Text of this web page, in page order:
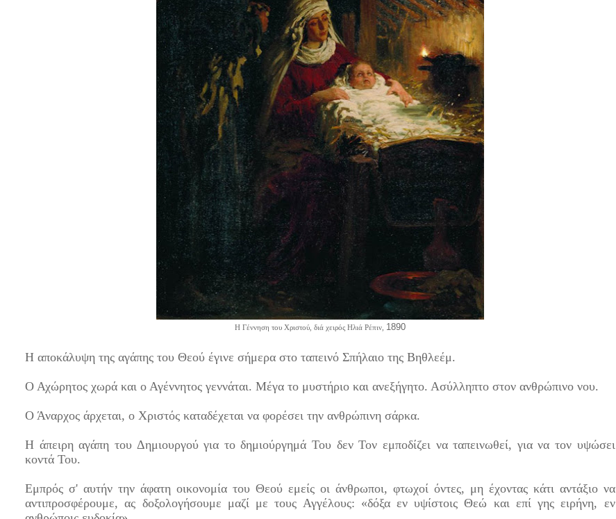
Η Γέννηση του Χριστού, διά χειρός Ηλιά Ρέπιν, 1890
Η αποκάλυψη της αγάπης του Θεού έγινε σήμερα στο ταπεινό Σπήλαιο της Βηθλεέμ.
Ο Αχώρητος χωρά και ο Αγέννητος γεννάται. Μέγα το μυστήριο και ανεξήγητο. Ασύλληπτο στον ανθρώπινο νου.
Ο Άναρχος άρχεται, ο Χριστός καταδέχεται να φορέσει την ανθρώπινη σάρκα.
Η άπειρη αγάπη του Δημιουργού για το δημιούργημά Του δεν Τον εμποδίζει να ταπεινωθεί, για να τον υψώσει
κοντά Του.
Εμπρός σ' αυτήν την άφατη οικονομία του Θεού εμείς οι άνθρωποι, φτωχοί όντες, μη έχοντας κάτι αντάξιο να
αντιπροσφέρουμε, ας δοξολογήσουμε μαζί με τους Αγγέλους: «δόξα εν υψίστοις Θεώ και επί γης ειρήνη, εν